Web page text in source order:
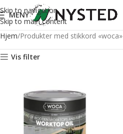
Skip to navigation
Skip to main content
MENY
Hjem Produkter med stikkord «woca»
Vis filter